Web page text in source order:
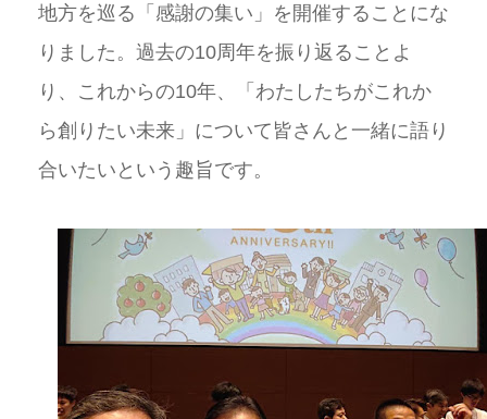
地方を巡る「感謝の集い」を開催することにな
りました。過去の10周年を振り返ることよ
り、これからの10年、「わたしたちがこれか
ら創りたい未来」について皆さんと一緒に語り
合いたいという趣旨です。